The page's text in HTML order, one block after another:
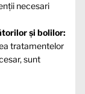
necesari
și bolilor:
tratamentelor
sunt